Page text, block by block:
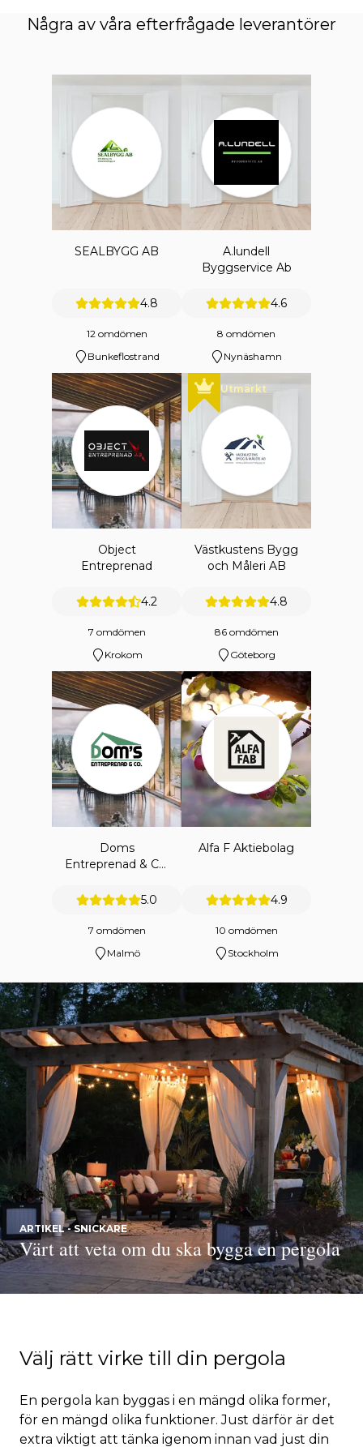
Några av våra efterfrågade leverantörer
SEALBYGG AB
4.8
12 omdömen
Bunkeflostrand
A.lundell
Byggservice Ab
4.6
8 omdömen
Nynäshamn
Object
Entreprenad
4.2
7 omdömen
Krokom
Utmärkt
Västkustens Bygg
och Måleri AB
4.8
86 omdömen
Göteborg
Doms
Entreprenad & Co.
5.0
7 omdömen
Malmö
Alfa F Aktiebolag
4.9
10 omdömen
Stockholm
Välj rätt virke till din pergola
En pergola kan byggas i en mängd olika former,
för en mängd olika funktioner. Just därför är det
extra viktigt att tänka igenom innan vad just din
ARTIKEL - SNICKARE
Värt att veta om du ska bygga en pergola